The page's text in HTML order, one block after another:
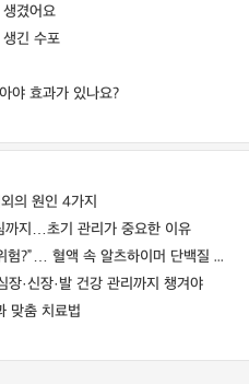
겼어요
긴 수포
야 효과가 있나요?
의 원인 4가지
까지…초기 관리가 중요한 이유
“하루 8시간 30분 이상 자면 ‘치매’ 위험?”… 혈액 속 알츠하이머 단백질 늘었다
·신장·발 건강 관리까지 챙겨야
맞춤 치료법